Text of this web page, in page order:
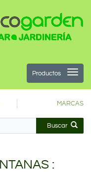
Productos
MARCAS
Buscar
: